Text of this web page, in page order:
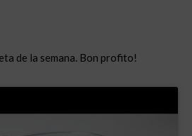
de la semana. Bon profito!